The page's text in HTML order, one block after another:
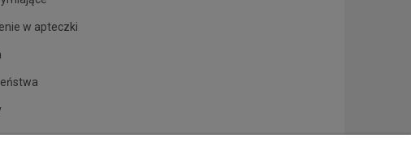
w apteczki